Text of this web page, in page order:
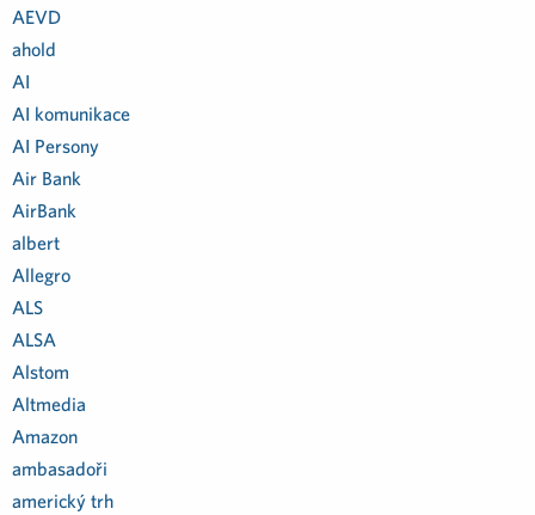
AEVD
ahold
AI
AI komunikace
AI Persony
Air Bank
AirBank
albert
Allegro
ALS
ALSA
Alstom
Altmedia
Amazon
ambasadoři
americký trh